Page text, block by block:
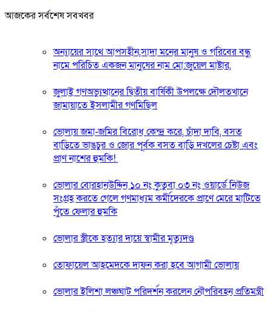
আজকের সর্বশেষ সবখবর
অন্যায়ের সাথে আপসহীন,সাদা মনের মানুষ ও গরিবের বন্ধু
নামে পরিচিত একজন মানুষের নাম মো:জুয়েল মাষ্টার,
জুলাই গণঅভ্যুত্থানের দ্বিতীয় বার্ষিকী উপলক্ষে দৌলতখানে
জামায়াতে ইসলামীর গণমিছিল
ভোলায় জমা-জমির বিরোধ কেন্দ্র করে, চাঁদা দাবি, বসত
বাড়িতে ভাঙচুর ও জোর পূর্বক বসত বাড়ি দখলের চেষ্টা এবং
প্রাণ নাশের হুমকি! ‎
ভোলার বোরহানউদ্দিন ১০ নং কুতুবা ০৩ নং ওয়ার্ডে নিউজ
সংগ্রহ করতে গেলে গণমাধ্যম কর্মীদেরকে প্রাণে মেরে মাটিতে
পুঁতে ফেলার হুমকি
ভোলার স্ত্রীকে হত্যার দায়ে স্বামীর মৃত্যুদণ্ড
তোফায়েল আহমেদকে দাফন করা হবে আগামী ভোলায়
ভোলার ইলিশা লঞ্চঘাট পরিদর্শন করলেন নৌপরিবহন প্রতিমন্ত্রী